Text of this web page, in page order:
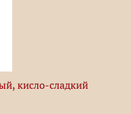
кисло-сладкий